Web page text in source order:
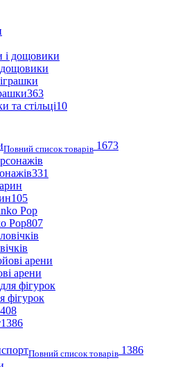
дощовики
363
та стільці10
Повний список товарів 1673
331
105
Pop807
арени
фігурок
408
1386
Повний список товарів 1386